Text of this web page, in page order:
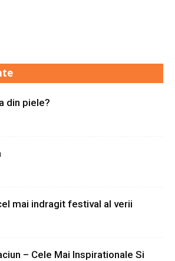
din piele?
mai indragit festival al verii
– Cele Mai Inspirationale Si